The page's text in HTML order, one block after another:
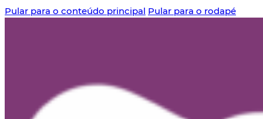
Pular para o conteúdo principal Pular para o rodapé